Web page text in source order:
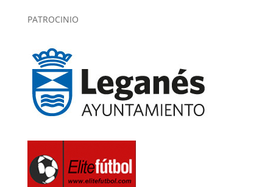
PATROCINIO